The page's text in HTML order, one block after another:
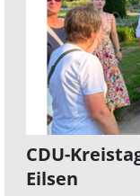
CDU-
Eilsen